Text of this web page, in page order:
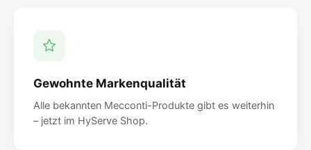
Gewohnte Markenqualität
Alle bekannten Mecconti-Produkte gibt es weiterhin
– jetzt im HyServe Shop.